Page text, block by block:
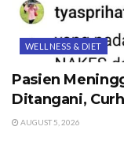
WELLNESS & DIET
Pasien
Ditangani,
AUGUST 5, 2026